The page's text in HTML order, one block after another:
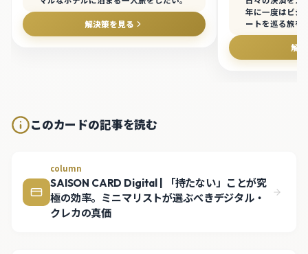
解決策を見る
年に一度はビジ
ートを巡る旅を
解
このカードの記事を読む
column
SAISON CARD Digital | 「持たない」ことが究
極の効率。ミニマリストが選ぶべきデジタル・
クレカの真価